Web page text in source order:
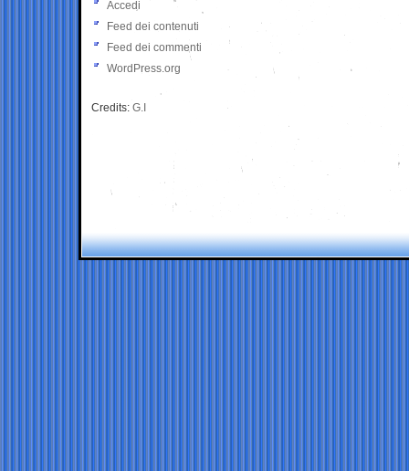
Accedi
Feed dei contenuti
Feed dei commenti
WordPress.org
Credits: G.I